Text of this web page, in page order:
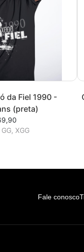
da Fiel 1990 -
(preta)
XGG
Fale conosco